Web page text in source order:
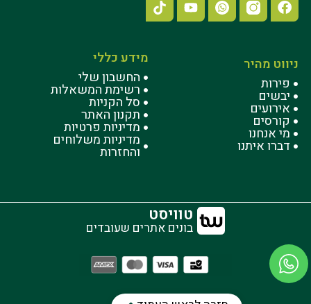
ניווט מהיר
פירות
יבשים
אירועים
קורסים
מי אנחנו
דברו איתנו
מידע כללי
החשבון שלי
רשימת המשאלות
סל הקניות
תקנון האתר
מדיניות פרטיות
מדיניות משלוחים
והחזרות
טוויסט
בונים אתרים שעובדים